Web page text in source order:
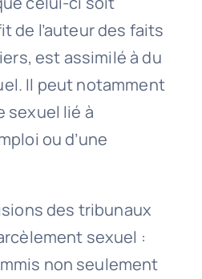
de l’auteur des faits
est assimilé à du
Il peut notamment
sexuel lié à
ou d’une
des tribunaux
sexuel :
non seulement